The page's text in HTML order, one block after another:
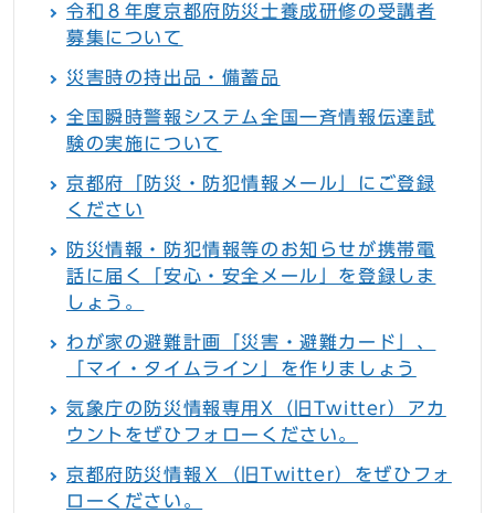
令和８年度京都府防災士養成研修の受講者
募集について
災害時の持出品・備蓄品
全国瞬時警報システム全国一斉情報伝達試
験の実施について
京都府「防災・防犯情報メール」にご登録
ください
防災情報・防犯情報等のお知らせが携帯電
話に届く「安心・安全メール」を登録しま
しょう。
わが家の避難計画「災害・避難カード」、
「マイ・タイムライン」を作りましょう
気象庁の防災情報専用X（旧Twitter）アカ
ウントをぜひフォローください。
京都府防災情報Ｘ（旧Twitter）をぜひフォ
ローください。